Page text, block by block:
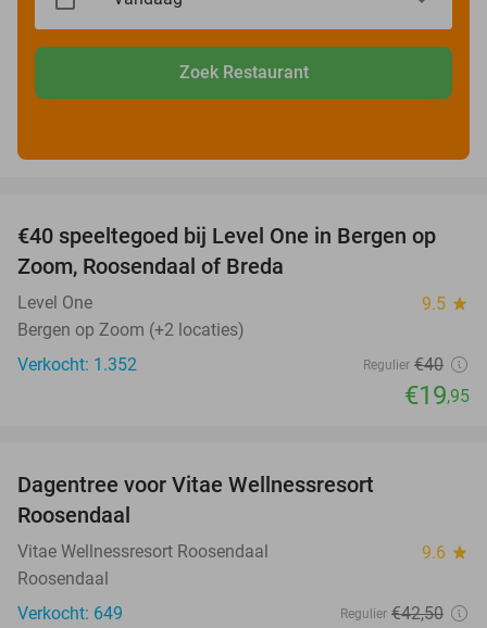
Zoek Restaurant
50%
€40 speeltegoed bij Level One in Bergen op
Zoom, Roosendaal of Breda
Level One 9.5 star
Bergen op Zoom (+2 locaties)
Verkocht: 1.352
Regulier €40
€19,95
Dagentree voor Vitae Wellnessresort
Roosendaal
Vitae Wellnessresort Roosendaal 9.6 star
Roosendaal
Verkocht: 649
Regulier €42,50